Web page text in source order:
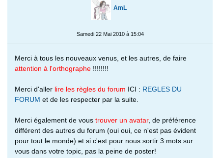
AmL
Samedi 22 Mai 2010 à 15:04
Merci à tous les nouveaux venus, et les autres, de faire
attention à l'orthographe !!!!!!!!
Merci d'aller lire les règles du forum ICI : REGLES DU
FORUM et de les respecter par la suite.
Merci également de vous trouver un avatar, de préférence
différent des autres du forum (oui oui, ce n'est pas évident
pour tout le monde) et si c'est pour nous sortir 3 mots sur
vous dans votre topic, pas la peine de poster!